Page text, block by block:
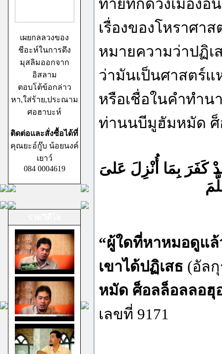
เผยกลลวงของ
ชีอะห์ในการดึง
มุสลิมออกจาก
อิสลาม
ตอบโต้ข้อกล่าว
หา,ใส่ร้าย,ประณาม
ศอฮาบะห์
ติดต่อและสั่งซื้อได้ที่
คุณยะอ์กู๊บ น้อยนงค์
เยาว์
084 0004619
ทายทักดวงเมืองอั
เรื่องของโหราศ
หมายความว่าปฏิ
ว่ามันเป็นศาสตร์
หรือเชื่อในคำทำน
ท่านนบีมูฮัมหมัด ศ็
كَفَرَ بِمَا أُنْزِلَ عَلىَ
“ผู้ใดที่หาหมอดูแ
เขาได้ปฏิเสธ (อัล
หมัด ศ็อลล็อลลอฮุ
เลขที่ 9171